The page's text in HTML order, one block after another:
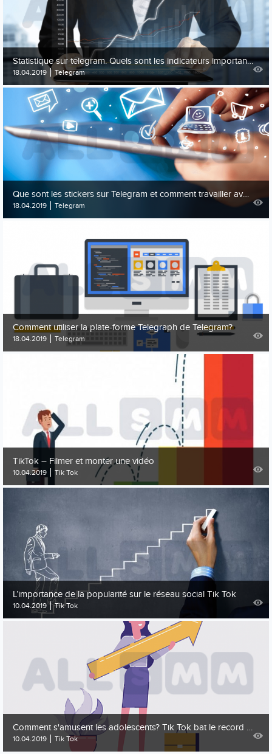
Statistique sur telegram. Quels sont les indicateurs importants et comment les optimiser
18.04.2019 Telegram
Que sont les stickers sur Telegram et comment travailler avec eux
18.04.2019 Telegram
Comment utiliser la plate-forme Telegraph de Telegram?
18.04.2019 Telegram
TikTok – Filmer et monter une vidéo
10.04.2019 Tik Tok
L’importance de la popularité sur le réseau social Tik Tok
10.04.2019 Tik Tok
Comment s'amusent les adolescents? Tik Tok bat le record de popularité parmi les applications musicales
10.04.2019 Tik Tok